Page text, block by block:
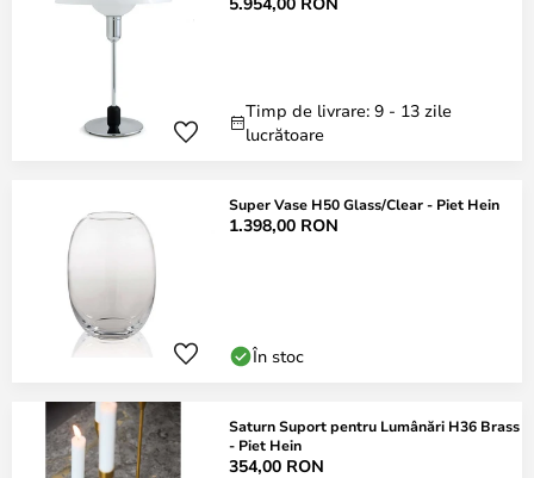
Timp de livrare: 9 - 13 zile
lucrătoare
Super Vase H50 Glass/Clear - Piet Hein
1.398,00 RON
În stoc
Saturn Suport pentru Lumânări H36 Brass
- Piet Hein
354,00 RON